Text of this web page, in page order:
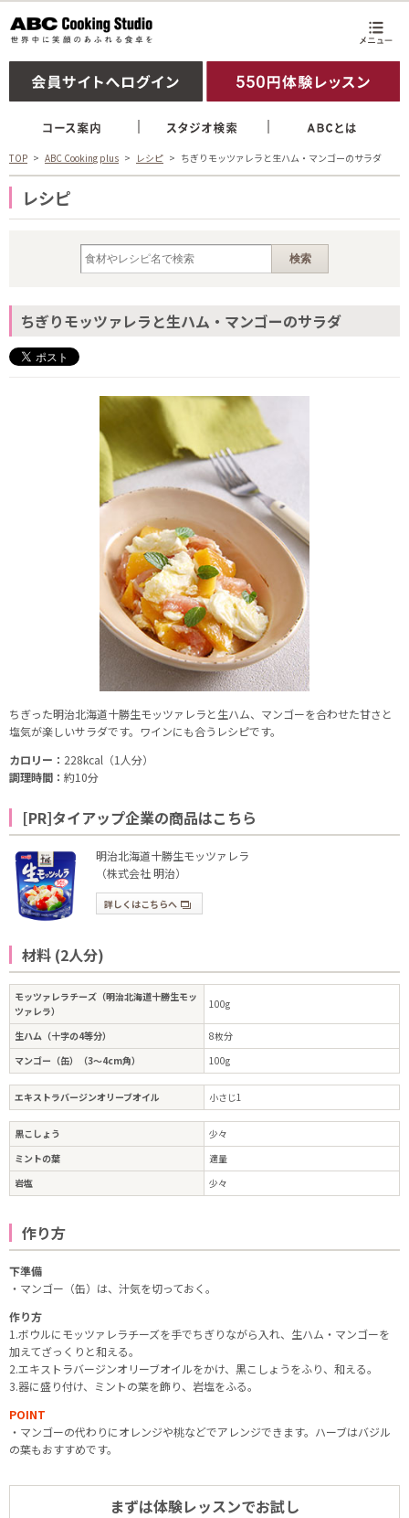
TOP ABC Cooking plus レシピ ちぎりモッツァレラと生ハム・マンゴーのサラダ
レシピ
ちぎりモッツァレラと生ハム・マンゴーのサラダ
ちぎった明治北海道十勝生モッツァレラと生ハム、マンゴーを合わせた甘さと
塩気が楽しいサラダです。ワインにも合うレシピです。
カロリー： 228kcal（1人分）
調理時間： 約10分
[PR]タイアップ企業の商品はこちら
明治北海道十勝生モッツァレラ
（株式会社 明治）
詳しくはこちらへ
材料 (2人分)
モッツァレラチーズ（明治北海道十勝生モッ
ツァレラ）
100g
生ハム（十字の4等分）
8枚分
マンゴー（缶）（3～4cm角）
100g
エキストラバージンオリーブオイル 小さじ1
黒こしょう
少々
ミントの葉
適量
岩塩
少々
作り方
下準備
・マンゴー（缶）は、汁気を切っておく。
作り方
1.ボウルにモッツァレラチーズを手でちぎりながら入れ、生ハム・マンゴーを
加えてざっくりと和える。
2.エキストラバージンオリーブオイルをかけ、黒こしょうをふり、和える。
3.器に盛り付け、ミントの葉を飾り、岩塩をふる。
POINT
・マンゴーの代わりにオレンジや桃などでアレンジできます。ハーブはバジル
の葉もおすすめです。
まずは体験レッスンでお試し